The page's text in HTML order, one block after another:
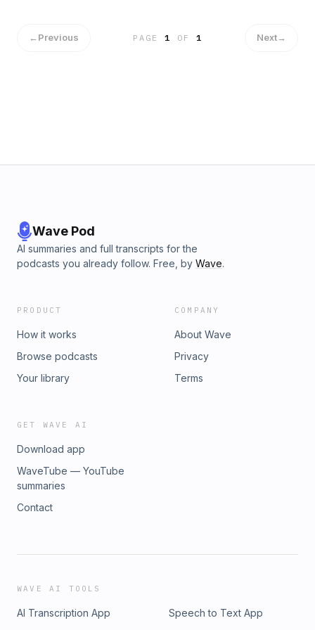
Katane, Amaya Mohedano-Subtil, Siam Khatir, Inès Hammad,
←Previous PAGE1 OF 1 Next→
Wave Pod
AI summaries and full transcripts for the
podcasts you already follow. Free, by Wave.
PRODUCT
How it works
Browse podcasts
Your library
COMPANY
About Wave
Privacy
Terms
GET WAVE AI
Download app
WaveTube — YouTube
summaries
Contact
WAVE AI TOOLS
AI Transcription App
Speech to Text App